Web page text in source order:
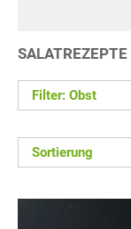
Filter: Obst
Sortierung